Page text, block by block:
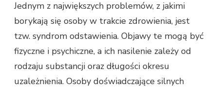
Jednym z największych problemów, z jakimi
borykają się osoby w trakcie zdrowienia, jest
tzw. syndrom odstawienia. Objawy te mogą być
fizyczne i psychiczne, a ich nasilenie zależy od
rodzaju substancji oraz długości okresu
uzależnienia. Osoby doświadczające silnych